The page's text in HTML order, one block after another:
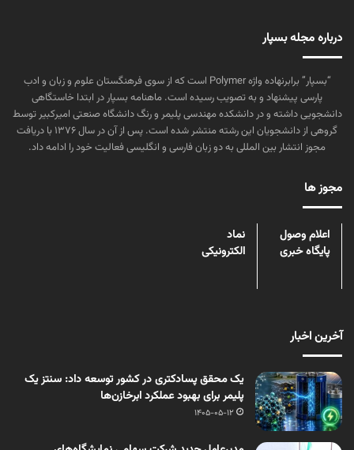
درباره مجله بسپار
“بسپار” برابرنهاده واژه Polymer است که از سوی فرهنگستان علوم و زبان و ادب
پارسی پیشنهاد و به تصویب رسیده است. ماهنامه بسپار در ابتدا خاستگاهی
دانشجویی داشته و در دانشکده مهندسی پلیمر و رنگ دانشگاه صنعتی امیرکبیر توسط
گروهی از دانشجویان این رشته منتشر شده است. پس از آن در سال ۱۳۷۶ با دریافت
مجوز انتشار بین المللی به دو زبان فارسی و انگلیسی فعالیت خود را ادامه داد.
مجوز ها
اعلام وصول
پایگاه خبری
نماد
الکترونیکی
آخرین اخبار
یک محقق پسادکتری در کشور توسعه داد: سنتز یک
پلیمر برای بهبود عملکرد ابرخازن‌ها
1405-05-12